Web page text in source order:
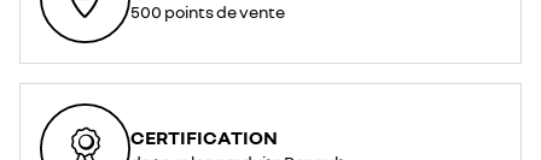
500 points de vente
CERTIFICATION